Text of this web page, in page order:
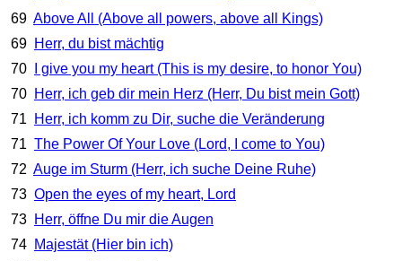
69 Above All (Above all powers, above all Kings)
69 Herr, du bist mächtig
70
I give you my heart (This is my desire, to honor You)
70 Herr, ich geb dir mein Herz (Herr, Du bist mein Gott)
71
Herr, ich komm zu Dir, suche die Veränderung
71 The Power Of Your Love (Lord, I come to You)
72 Auge im Sturm (Herr, ich suche Deine Ruhe)
73 Open the eyes of my heart, Lord
73 Herr, öffne Du mir die Augen
74 Majestät (Hier bin ich)